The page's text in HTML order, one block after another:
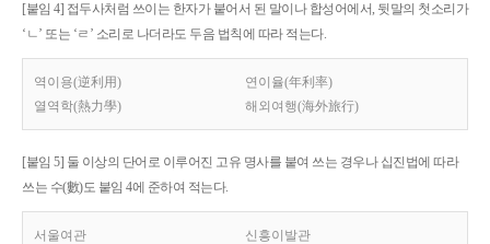
[붙임 4] 접두사처럼 쓰이는 한자가 붙어서 된 말이나 합성어에서, 뒷말의 첫소리가
‘ㄴ’ 또는 ‘ㄹ’ 소리로 나더라도 두음 법칙에 따라 적는다.
역이용(逆利用)
연이율(年利率)
열역학(熱力學)
해외여행(海外旅行)
[붙임 5] 둘 이상의 단어로 이루어진 고유 명사를 붙여 쓰는 경우나 십진법에 따라
쓰는 수(數)도 붙임 4에 준하여 적는다.
서울여관 신흥이발관